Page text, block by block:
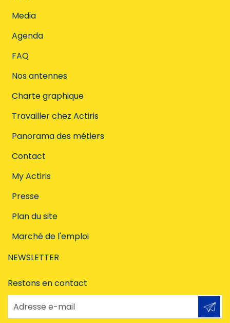
Media
Agenda
FAQ
Nos antennes
Charte graphique
Travailler chez Actiris
Panorama des métiers
Contact
My Actiris
Presse
Plan du site
Marché de l'emploi
NEWSLETTER
Restons en contact
Adresse e-mail